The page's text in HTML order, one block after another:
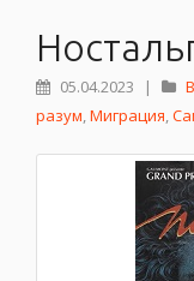
05.04.2023 |
разум,Миграция,